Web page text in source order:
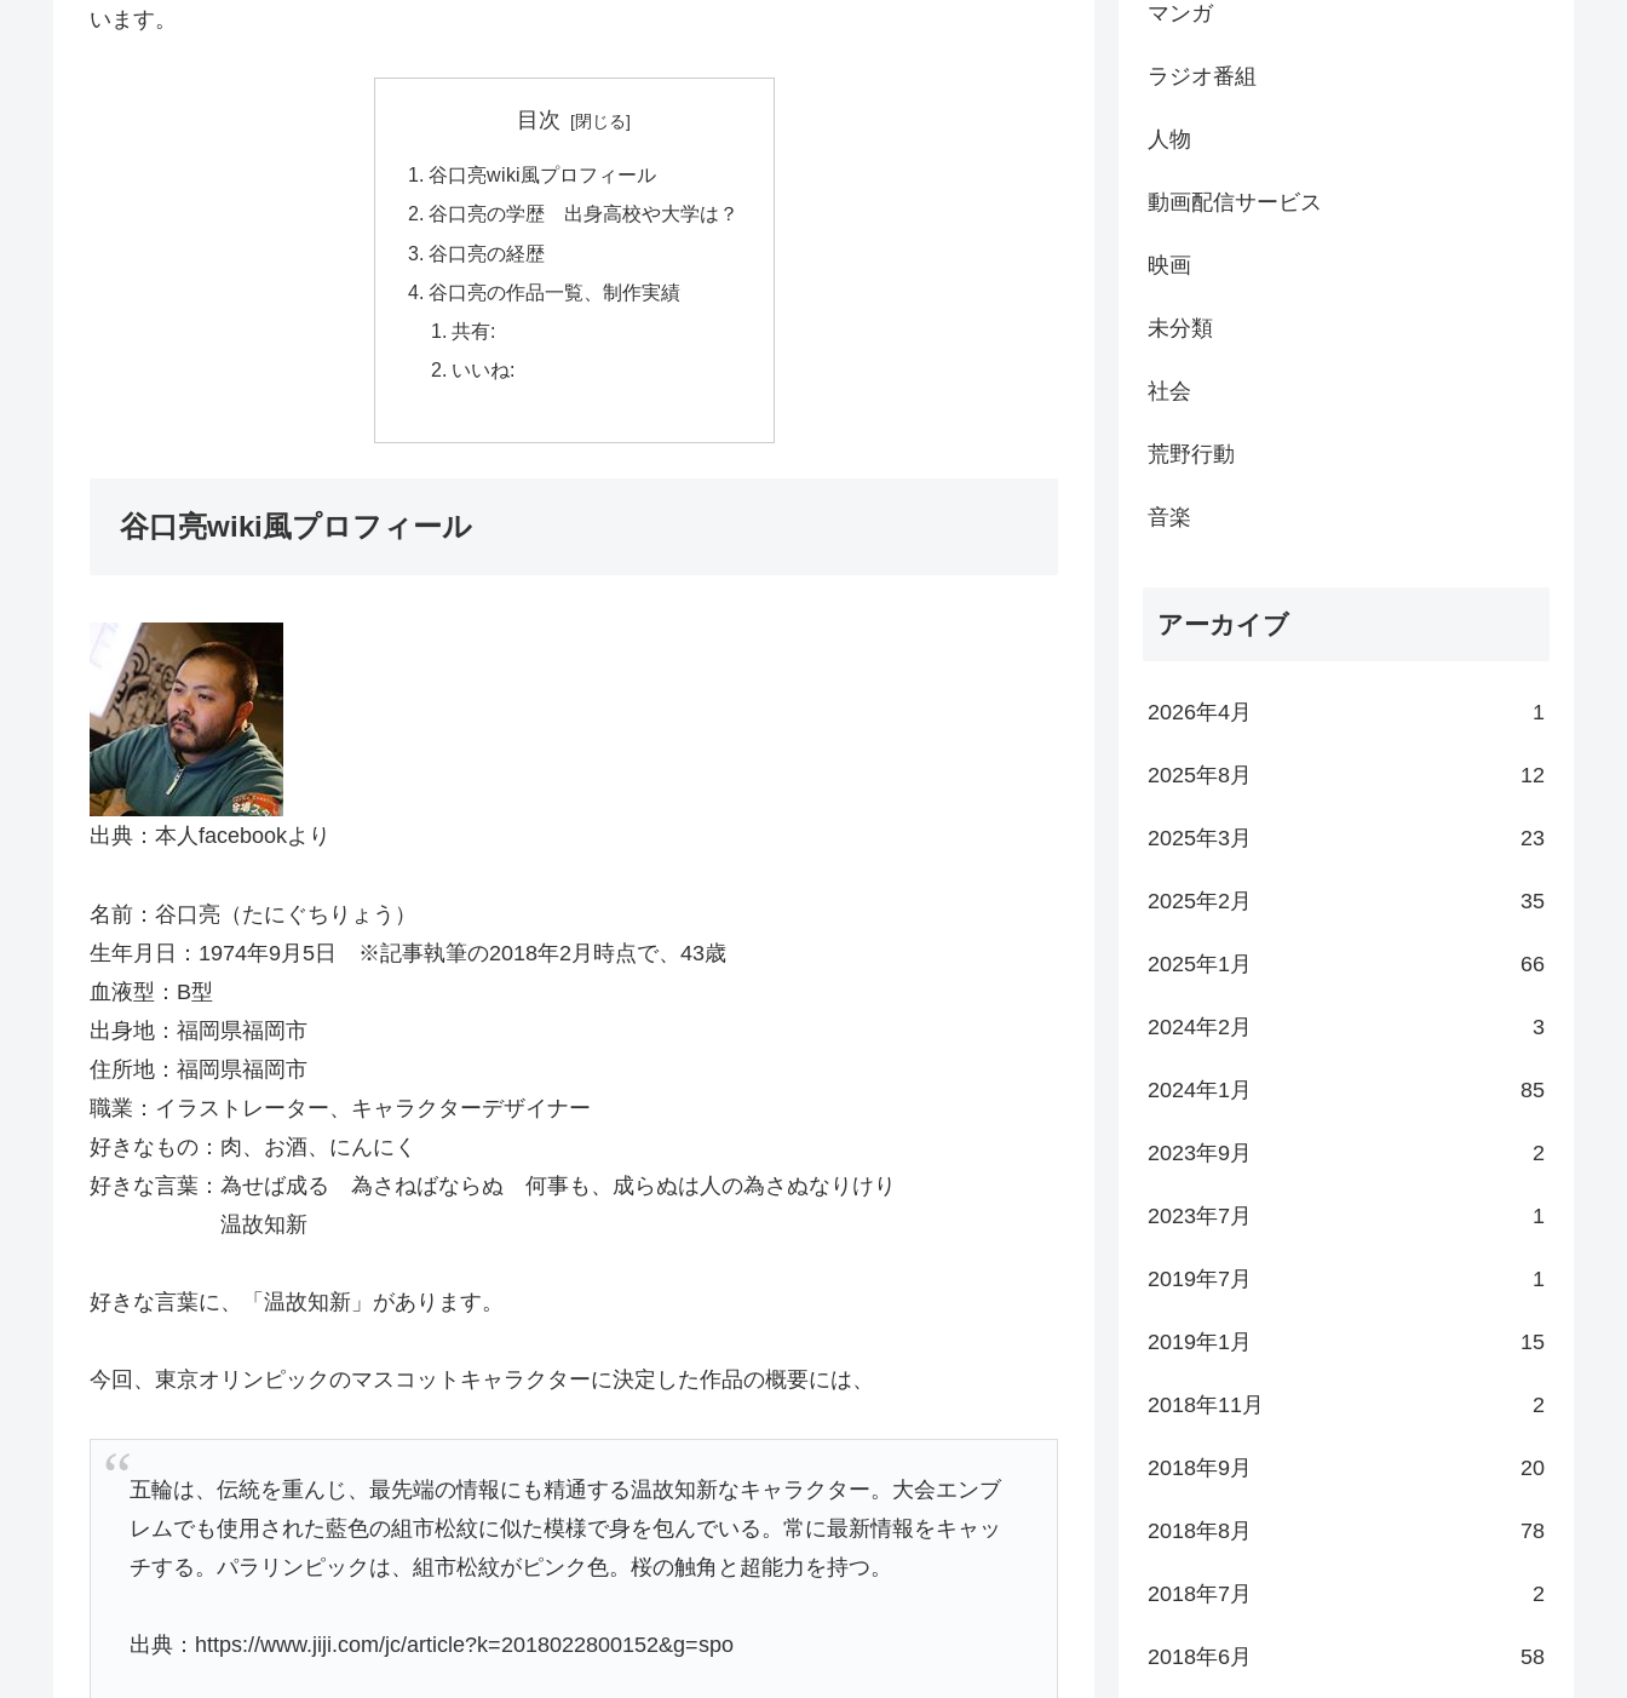
います。
目次
谷口亮wiki風プロフィール
谷口亮の学歴 出身高校や大学は？
谷口亮の経歴
谷口亮の作品一覧、制作実績
共有:
いいね:
谷口亮wiki風プロフィール
出典：本人facebookより
名前：谷口亮（たにぐちりょう）
生年月日：1974年9月5日 ※記事執筆の2018年2月時点で、43歳
血液型：B型
出身地：福岡県福岡市
住所地：福岡県福岡市
職業：イラストレーター、キャラクターデザイナー
好きなもの：肉、お酒、にんにく
好きな言葉：為せば成る 為さねばならぬ 何事も、成らぬは人の為さぬなりけり
温故知新
好きな言葉に、「温故知新」があります。
今回、東京オリンピックのマスコットキャラクターに決定した作品の概要には、
五輪は、伝統を重んじ、最先端の情報にも精通する温故知新なキャラクター。大会エンブ
レムでも使用された藍色の組市松紋に似た模様で身を包んでいる。常に最新情報をキャッ
チする。パラリンピックは、組市松紋がピンク色。桜の触角と超能力を持つ。
出典：https://www.jiji.com/jc/article?k=2018022800152&g=spo
マンガ
ラジオ番組
人物
動画配信サービス
映画
未分類
社会
荒野行動
音楽
アーカイブ
2026年4月 1
2025年8月 12
2025年3月 23
2025年2月 35
2025年1月 66
2024年2月 3
2024年1月 85
2023年9月 2
2023年7月 1
2019年7月 1
2019年1月 15
2018年11月 2
2018年9月 20
2018年8月 78
2018年7月 2
2018年6月 58